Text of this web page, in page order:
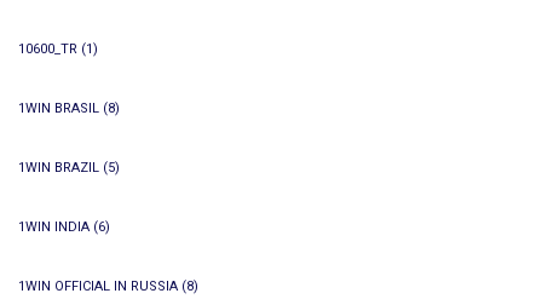
10600_TR (1)
1WIN BRASIL (8)
1WIN BRAZIL (5)
1WIN INDIA (6)
1WIN OFFICIAL IN RUSSIA (8)